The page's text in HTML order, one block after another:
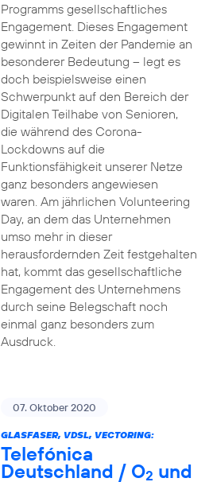
Programms gesellschaftliches
Engagement. Dieses Engagement
gewinnt in Zeiten der Pandemie an
besonderer Bedeutung – legt es
doch beispielsweise einen
Schwerpunkt auf den Bereich der
Digitalen Teilhabe von Senioren,
die während des Corona-
Lockdowns auf die
Funktionsfähigkeit unserer Netze
ganz besonders angewiesen
waren. Am jährlichen Volunteering
Day, an dem das Unternehmen
umso mehr in dieser
herausfordernden Zeit festgehalten
hat, kommt das gesellschaftliche
Engagement des Unternehmens
durch seine Belegschaft noch
einmal ganz besonders zum
Ausdruck.
07. Oktober 2020
GLASFASER, VDSL, VECTORING:
Telefónica
Deutschland / O2 und